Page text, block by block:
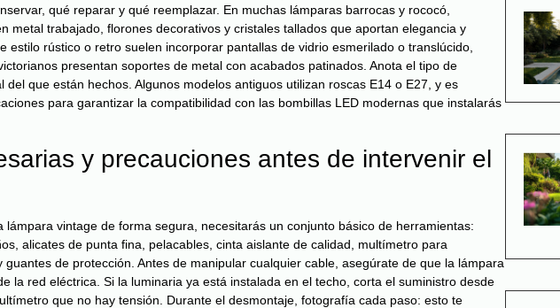
qué reparar y qué reemplazar. En muchas lámparas barrocas y rococó,
metal trabajado, florones decorativos y cristales tallados que aportan elegancia y
estilo rústico o retro suelen incorporar pantallas de vidrio esmerilado o translúcido,
presentan soportes de metal con acabados patinados. Anota el tipo de
del que están hechos. Algunos modelos antiguos utilizan roscas E14 o E27, y es
para garantizar la compatibilidad con las bombillas LED modernas que instalarás
y precauciones antes de intervenir el
vintage de forma segura, necesitarás un conjunto básico de herramientas:
alicates de punta fina, pelacables, cinta aislante de calidad, multímetro para
de protección. Antes de manipular cualquier cable, asegúrate de que la lámpara
la red eléctrica. Si la luminaria ya está instalada en el techo, corta el suministro desde
que no hay tensión. Durante el desmontaje, fotografía cada paso: esto te